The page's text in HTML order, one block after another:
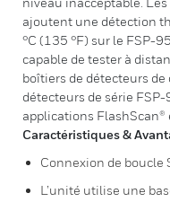
ajoutent une détection
°C (135 °F) sur le FSP-
capable de tester à
boîtiers de détecteurs de
détecteurs de série
applications FlashScan®
Caractéristiques &
Connexion de boucle
L’unité utilise une